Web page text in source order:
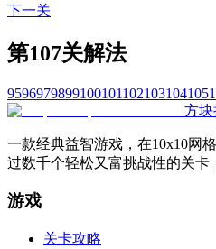
下一关
第107关解法
9596979899100101102103104105
方块
一款经典益智游戏，在10x10网
过数千个轻松又富挑战性的关卡
游戏
关卡攻略